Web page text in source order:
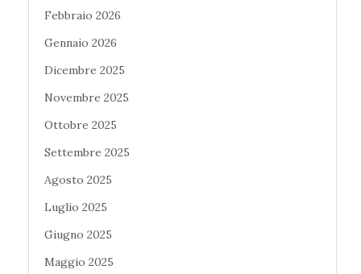
Febbraio 2026
Gennaio 2026
Dicembre 2025
Novembre 2025
Ottobre 2025
Settembre 2025
Agosto 2025
Luglio 2025
Giugno 2025
Maggio 2025